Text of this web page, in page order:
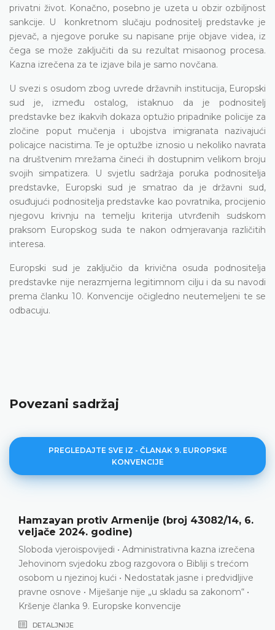
privatni život. Konačno, posebno je uzeta u obzir ozbiljnost
sankcije. U konkretnom slučaju podnositelj predstavke je
pjevač, a njegove poruke su napisane prije objave videa, iz
čega se može zaključiti da su rezultat misaonog procesa.
Kazna izrečena za te izjave bila je samo novčana.
U svezi s osudom zbog uvrede državnih institucija, Europski
sud je, između ostalog, istaknuo da je podnositelj
predstavke bez ikakvih dokaza optužio pripadnike policije za
zločine poput mučenja i ubojstva imigranata nazivajući
policajce nacistima. Te je optužbe iznosio u nekoliko navrata
na društvenim mrežama čineći ih dostupnim velikom broju
svojih simpatizera. U svjetlu sadržaja poruka podnositelja
predstavke, Europski sud je smatrao da je državni sud,
osuđujući podnositelja predstavke kao povratnika, procijenio
njegovu krivnju na temelju kriterija utvrđenih sudskom
praksom Europskog suda te nakon odmjeravanja različitih
interesa.
Europski sud je zaključio da krivična osuda podnositelja
predstavke nije nerazmjerna legitimnom cilju i da su navodi
prema članku 10. Konvencije očigledno neutemeljeni te se
odbacuju.
Povezani sadržaj
PREGLEDAJTE SVE IZ - ČLANAK 9. EUROPSKE
KONVENCIJE
Hamzayan protiv Armenije (broj 43082/14, 6.
veljače 2024. godine)
Sloboda vjeroispovijedi • Administrativna kazna izrečena
Jehovinom svjedoku zbog razgovora o Bibliji s trećom
osobom u njezinoj kući • Nedostatak jasne i predvidljive
pravne osnove • Miješanje nije „u skladu sa zakonom“ •
Kršenje članka 9. Europske konvencije
DETALJNIJE